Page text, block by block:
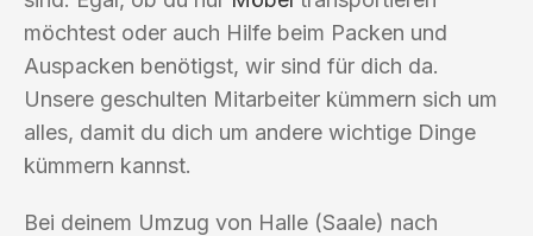
möchtest oder auch Hilfe beim Packen und
Auspacken benötigst, wir sind für dich da.
Unsere geschulten Mitarbeiter kümmern sich um
alles, damit du dich um andere wichtige Dinge
kümmern kannst.
Bei deinem Umzug von Halle (Saale) nach